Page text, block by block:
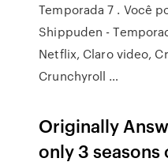
Temporada 7 . Você
Shippuden -
Netflix, Claro video,
Crunchyroll …
Originally
only 3 seasons